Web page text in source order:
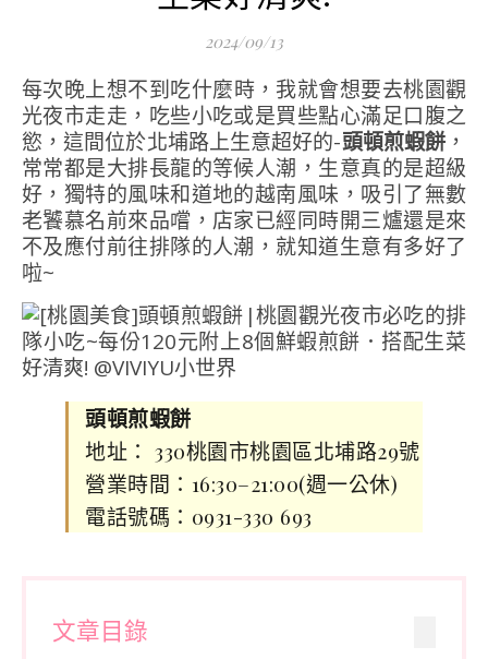
2024/09/13
每次晚上想不到吃什麼時，我就會想要去桃園觀
光夜市走走，吃些小吃或是買些點心滿足口腹之
慾，這間位於北埔路上生意超好的-頭頓煎蝦餅 ，
常常都是大排長龍的等候人潮，生意真的是超級
好，獨特的風味和道地的越南風味，吸引了無數
老饕慕名前來品嚐，店家已經同時開三爐還是來
不及應付前往排隊的人潮，就知道生意有多好了
啦~
頭頓煎蝦餅
地址： 330桃園市桃園區北埔路29號
營業時間：16:30–21:00(週一公休)
電話號碼：0931-330 693
文章目錄